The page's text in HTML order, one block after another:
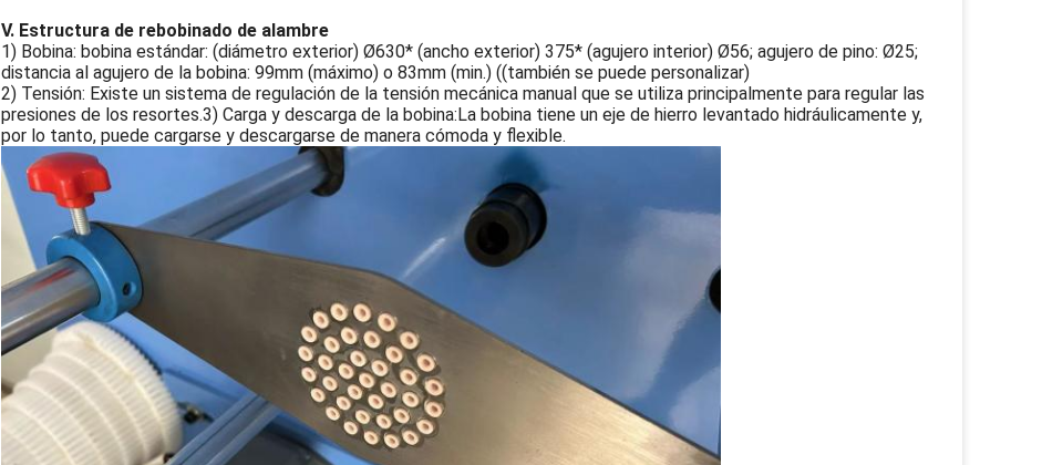
V. Estructura de rebobinado de alambre
1) Bobina: bobina estándar: (diámetro exterior) Ø630* (ancho exterior) 375* (agujero interior) Ø56; agujero de pino: Ø25;
distancia al agujero de la bobina: 99mm (máximo) o 83mm (min.) ((también se puede personalizar)
2) Tensión: Existe un sistema de regulación de la tensión mecánica manual que se utiliza principalmente para regular las
presiones de los resortes.3) Carga y descarga de la bobina:La bobina tiene un eje de hierro levantado hidráulicamente y,
por lo tanto, puede cargarse y descargarse de manera cómoda y flexible.